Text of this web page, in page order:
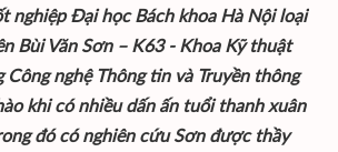
nghiệp Đại học Bách khoa Hà Nội loại
Bùi Văn Sơn – K63 - Khoa Kỹ thuật
nghệ Thông tin và Truyền thông
khi có nhiều dấn ấn tuổi thanh xuân
đó có nghiên cứu Sơn được thầy